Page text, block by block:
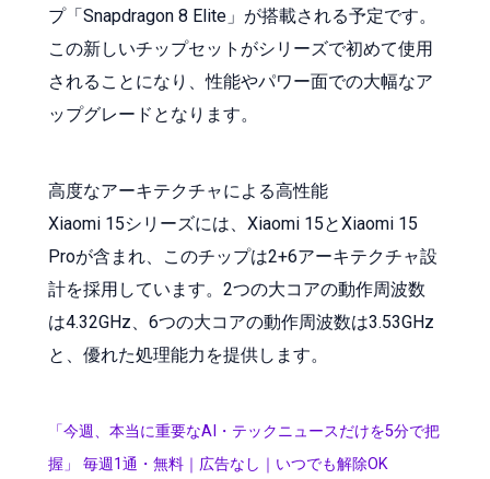
プ「Snapdragon 8 Elite」が搭載される予定です。
この新しいチップセットがシリーズで初めて使用
されることになり、性能やパワー面での大幅なア
ップグレードとなります。
高度なアーキテクチャによる高性能
Xiaomi 15シリーズには、Xiaomi 15とXiaomi 15
Proが含まれ、このチップは2+6アーキテクチャ設
計を採用しています。2つの大コアの動作周波数
は4.32GHz、6つの大コアの動作周波数は3.53GHz
と、優れた処理能力を提供します。
「今週、本当に重要なAI・テックニュースだけを5分で把
握」 毎週1通・無料｜広告なし｜いつでも解除OK